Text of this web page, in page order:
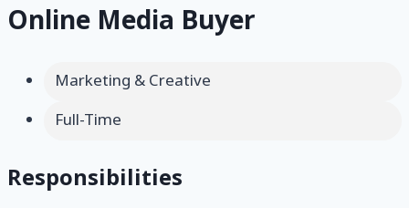
Online Media Buyer
Marketing & Creative
Full-Time
Responsibilities